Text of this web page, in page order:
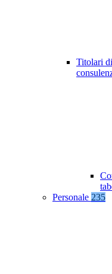
Titolari
Personale 235